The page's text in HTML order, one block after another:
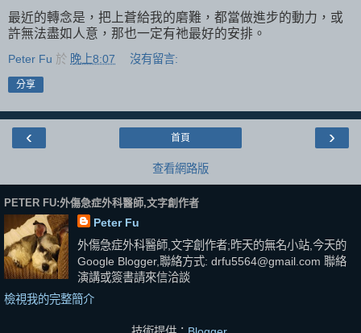
最近的轉念是，把上蒼給我的磨難，都當做進步的動力，或
許無法盡如人意，那也一定有祂最好的安排。
Peter Fu 於 晚上8:07 沒有留言:
分享
‹ ›
首頁
查看網路版
PETER FU:外傷急症外科醫師,文字創作者
Peter Fu
外傷急症外科醫師,文字創作者;昨天的無名小站,今天的
Google Blogger,聯絡方式: drfu5564@gmail.com 聯絡
演講或簽書請來信洽談
檢視我的完整簡介